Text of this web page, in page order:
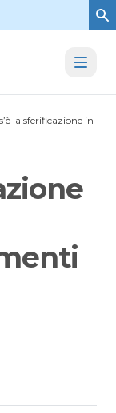
la sferificazione in